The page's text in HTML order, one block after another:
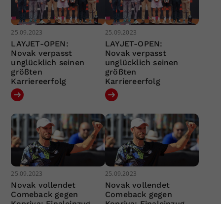
25.09.2023
LAYJET-OPEN:
Novak verpasst
unglücklich seinen
größten
Karriereerfolg
25.09.2023
LAYJET-OPEN:
Novak verpasst
unglücklich seinen
größten
Karriereerfolg
25.09.2023
Novak vollendet
Comeback gegen
25.09.2023
Novak vollendet
Comeback gegen